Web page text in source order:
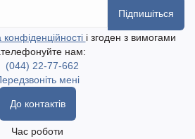
Підпишіться
конфіденційності і згоден з вимогами
нам:
(044) 22-77-662
мені
До контактів
Час роботи